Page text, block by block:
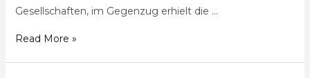
Gesellschaften, im Gegenzug erhielt die …
Read More »